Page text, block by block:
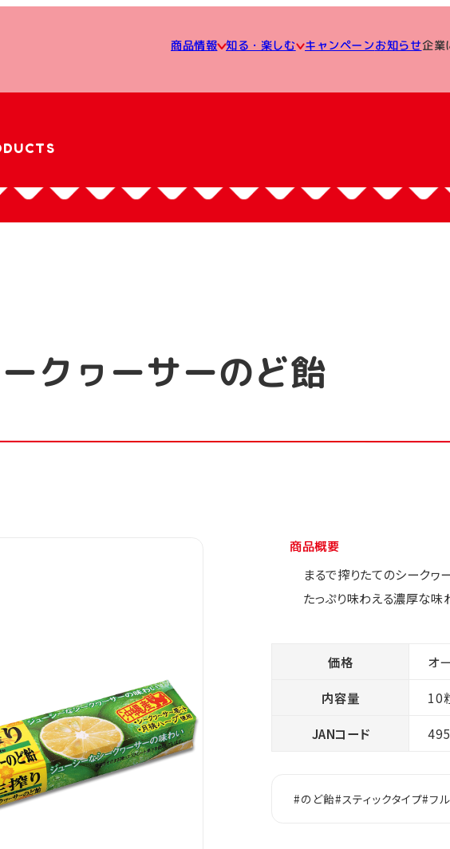
商品情報 知る・楽しむ キャンペーンお知らせ企業
クヮーサーのど飴
商品概要
まるで搾りたてのシーク
たっぷり味わえる濃厚な味
価格 オ
内容量 10
JANコード
#のど飴#スティックタイプ#フ